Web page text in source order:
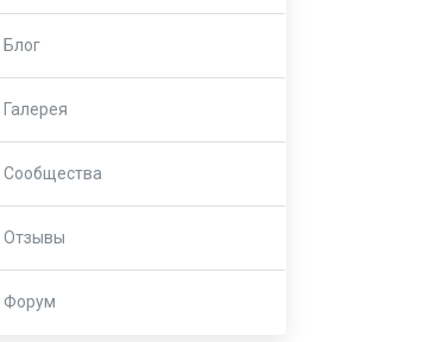
Блог
Галерея
Сообщества
Отзывы
Форум